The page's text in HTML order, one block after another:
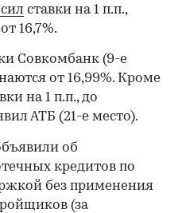
ставки на 1 п.п.,
16,7%.
Совкомбанк (9-е
от 16,99%. Кроме
на 1 п.п., до
АТБ (21-е место).
об
кредитов по
без применения
(за